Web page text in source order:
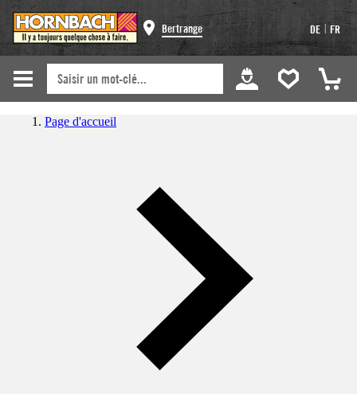
Bertrange DE | FR
Page d'accueil